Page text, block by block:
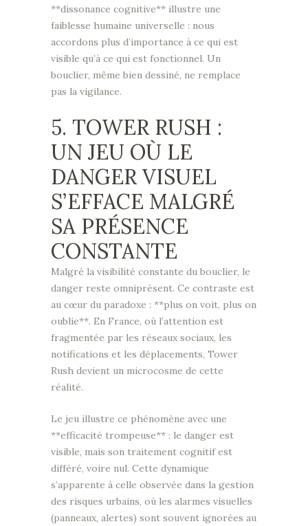
**dissonance cognitive** illustre une
faiblesse humaine universelle : nous
accordons plus d’importance à ce qui est
visible qu’à ce qui est fonctionnel. Un
bouclier, même bien dessiné, ne remplace
pas la vigilance.
5. TOWER RUSH :
UN JEU OÙ LE
DANGER VISUEL
S’EFFACE MALGRÉ
SA PRÉSENCE
CONSTANTE
Malgré la visibilité constante du bouclier, le
danger reste omniprésent. Ce contraste est
au cœur du paradoxe : **plus on voit, plus on
oublie**. En France, où l’attention est
fragmentée par les réseaux sociaux, les
notifications et les déplacements, Tower
Rush devient un microcosme de cette
réalité.
Le jeu illustre ce phénomène avec une
**efficacité trompeuse** : le danger est
visible, mais son traitement cognitif est
différé, voire nul. Cette dynamique
s’apparente à celle observée dans la gestion
des risques urbains, où les alarmes visuelles
(panneaux, alertes) sont souvent ignorées au